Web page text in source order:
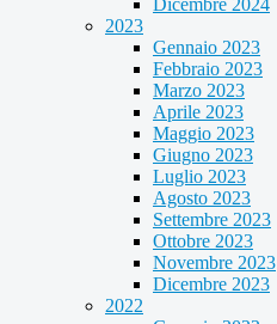
Dicembre 2024
2023
Gennaio 2023
Febbraio 2023
Marzo 2023
Aprile 2023
Maggio 2023
Giugno 2023
Luglio 2023
Agosto 2023
Settembre 2023
Ottobre 2023
Novembre 2023
Dicembre 2023
2022